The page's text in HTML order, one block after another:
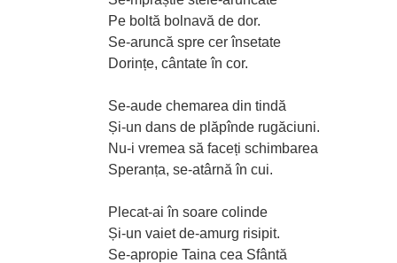
Pe boltă bolnavă de dor.
Se-aruncă spre cer însetate
Dorințe, cântate în cor.
Se-aude chemarea din tindă
Și-un dans de plăpînde rugăciuni.
Nu-i vremea să faceți schimbarea
Speranța, se-atârnă în cui.
Plecat-ai în soare colinde
Și-un vaiet de-amurg risipit.
Se-apropie Taina cea Sfântă